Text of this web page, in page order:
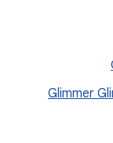
Glimmer